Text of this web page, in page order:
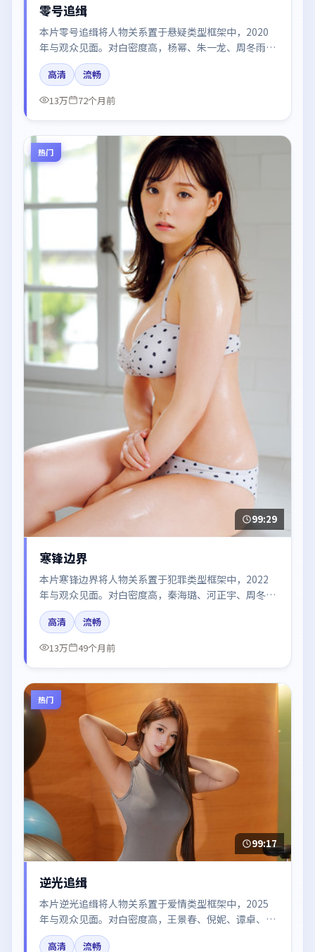
零号追缉
本片零号追缉将人物关系置于悬疑类型框架中，2020
年与观众见面。对白密度高，杨幂、朱一龙、周冬雨、
易烊千玺、张译的台词节奏值得关注；整体气质偏中国
大陆都市与冷色调摄影。
高清
流畅
13万
72个月前
热门
99:29
寒锋边界
本片寒锋边界将人物关系置于犯罪类型框架中，2022
年与观众见面。对白密度高，秦海璐、河正宇、周冬
雨、梁朝伟、王景春的台词节奏值得关注；整体气质偏
韩国都市与冷色调摄影。
高清
流畅
13万
49个月前
热门
99:17
逆光追缉
本片逆光追缉将人物关系置于爱情类型框架中，2025
年与观众见面。对白密度高，王景春、倪妮、谭卓、迪
丽热巴、沈腾的台词节奏值得关注；整体气质偏法国都
高清 流畅